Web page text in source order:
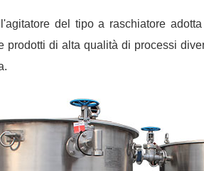
del tipo a raschiatore
prodotti di alta qualità di processi